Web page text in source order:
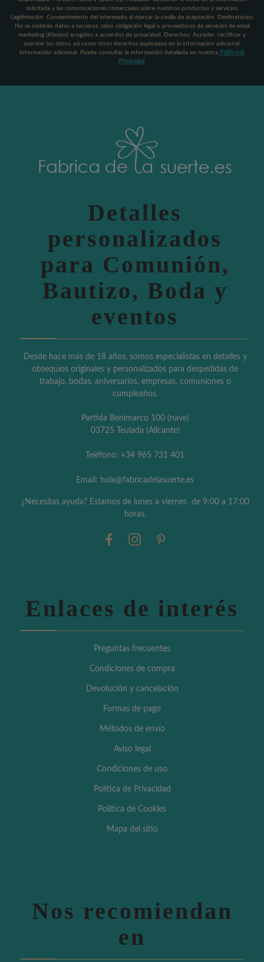
solicitada y las comunicaciones comerciales sobre nuestros productos y servicios.
Legitimación: Consentimiento del interesado al marcar la casilla de aceptación. Destinatarios:
No se cederán datos a terceros, salvo obligación legal o proveedores de servicios de email
marketing (Klaviyo) acogidos a acuerdos de privacidad. Derechos: Acceder, rectificar y
suprimir los datos, así como otros derechos explicados en la información adicional.
Información adicional: Puede consultar la información detallada en nuestra Política de
Privacidad
Detalles
personalizados
para Comunión,
Bautizo, Boda y
eventos
Desde hace más de 18 años, somos especialistas en detalles y
obsequios originales y personalizados para despedidas de
trabajo, bodas, aniversarios, empresas, comuniones o
cumpleaños.
Partida Benimarco 100 (nave)
03725 Teulada (Alicante)
Teléfono: +34 965 731 401
Email: hola@fabricadelasuerte.es
¿Necesitas ayuda? Estamos de lunes a viernes de 9:00 a 17:00
horas.
Enlaces de interés
Preguntas frecuentes
Condiciones de compra
Devolución y cancelación
Formas de pago
Métodos de envío
Aviso legal
Condiciones de uso
Política de Privacidad
Política de Cookies
Mapa del sitio
Nos recomiendan
en